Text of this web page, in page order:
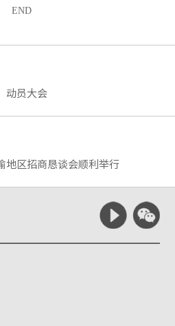
END
动员大会
地区招商恳谈会顺利举行